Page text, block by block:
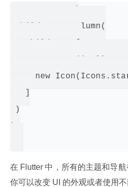
child: new Column(
new
)
在 Flutter 中，所有的主题和导
你可以改变 UI 的外观或者使用